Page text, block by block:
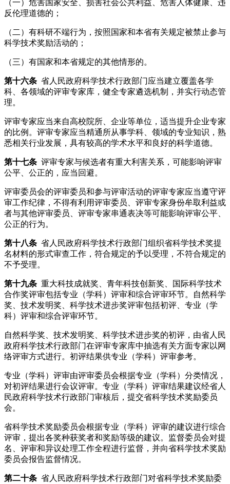
（一）危害国家安全、损害社会公共利益、危害人体健康、违
反伦理道德的；
（二）有科研不端行为，按照国家和本省有关规定被禁止参与
科学技术奖励活动的；
（三）有国家和本省规定的其他情形的。
第十六条 省人民政府科学技术行政部门应当建立覆盖各学
科、各领域的评审专家库，健全专家遴选机制，并实行动态管
理。
评审专家应当来自高校院所、企业等单位，适当提升企业专家
的比例。评审专家应当精通所从事学科、领域的专业知识，熟
悉相关行业发展，具有较高的学术水平和良好的科学道德。
第十七条 评审专家与候选者有重大利害关系，可能影响评审
公平、公正的，应当回避。
评审委员会的评审委员和参与评审活动的评审专家应当遵守评
审工作纪律，不得有利用评审委员、评审专家身份牟取利益或
者与其他评审委员、评审专家串通表决等可能影响评审公平、
公正的行为。
第十八条 省人民政府科学技术行政部门组织省科学技术奖提
名材料的形式审查工作，符合规定的予以受理，不符合规定的
不予受理。
第十九条 重大科技成就奖、青年科技创新奖、国际科学技术
合作奖评审包括专业（学科）评审和综合评审环节。自然科学
奖、技术发明奖、科学技术进步奖评审包括初评、专业（学
科）评审和综合评审环节。
自然科学奖、技术发明奖、科学技术进步奖的初评，由省人民
政府科学技术行政部门在评审专家库中抽选有关方面专家以网
络评审方式进行。初评结果供专业（学科）评审参考。
专业（学科）评审由评审委员会根据专业（学科）分类情况，
对初评结果进行会议评审。专业（学科）评审结果建议经省人
民政府科学技术行政部门审核后，提交省科学技术奖励委员
会。
省科学技术奖励委员会根据专业（学科）评审的建议进行综合
评审，提出各奖种获奖者和奖励等级的建议。监督委员会对提
名、评审和异议处理工作全程进行监督，并向省科学技术奖励
委员会报告监督情况。
第二十条 省人民政府科学技术行政部门对省科学技术奖励委